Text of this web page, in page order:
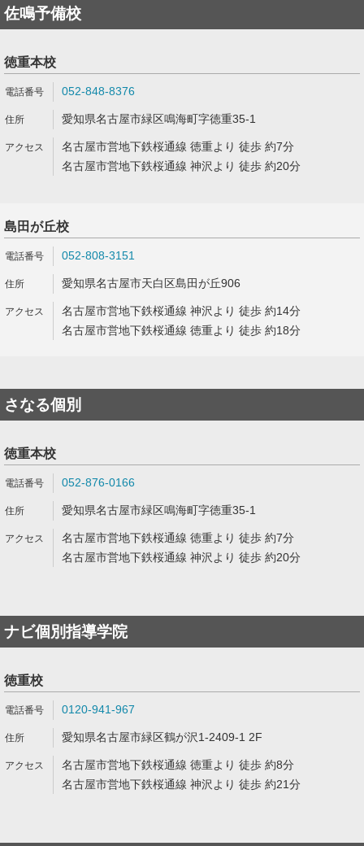
佐鳴予備校
徳重本校
052-848-8376
愛知県名古屋市緑区鳴海町字徳重35-1
名古屋市営地下鉄桜通線 徳重より 徒歩 約7分
名古屋市営地下鉄桜通線 神沢より 徒歩 約20分
島田が丘校
052-808-3151
愛知県名古屋市天白区島田が丘906
名古屋市営地下鉄桜通線 神沢より 徒歩 約14分
名古屋市営地下鉄桜通線 徳重より 徒歩 約18分
さなる個別
徳重本校
052-876-0166
愛知県名古屋市緑区鳴海町字徳重35-1
名古屋市営地下鉄桜通線 徳重より 徒歩 約7分
名古屋市営地下鉄桜通線 神沢より 徒歩 約20分
ナビ個別指導学院
徳重校
0120-941-967
愛知県名古屋市緑区鶴が沢1-2409-1 2F
名古屋市営地下鉄桜通線 徳重より 徒歩 約8分
名古屋市営地下鉄桜通線 神沢より 徒歩 約21分